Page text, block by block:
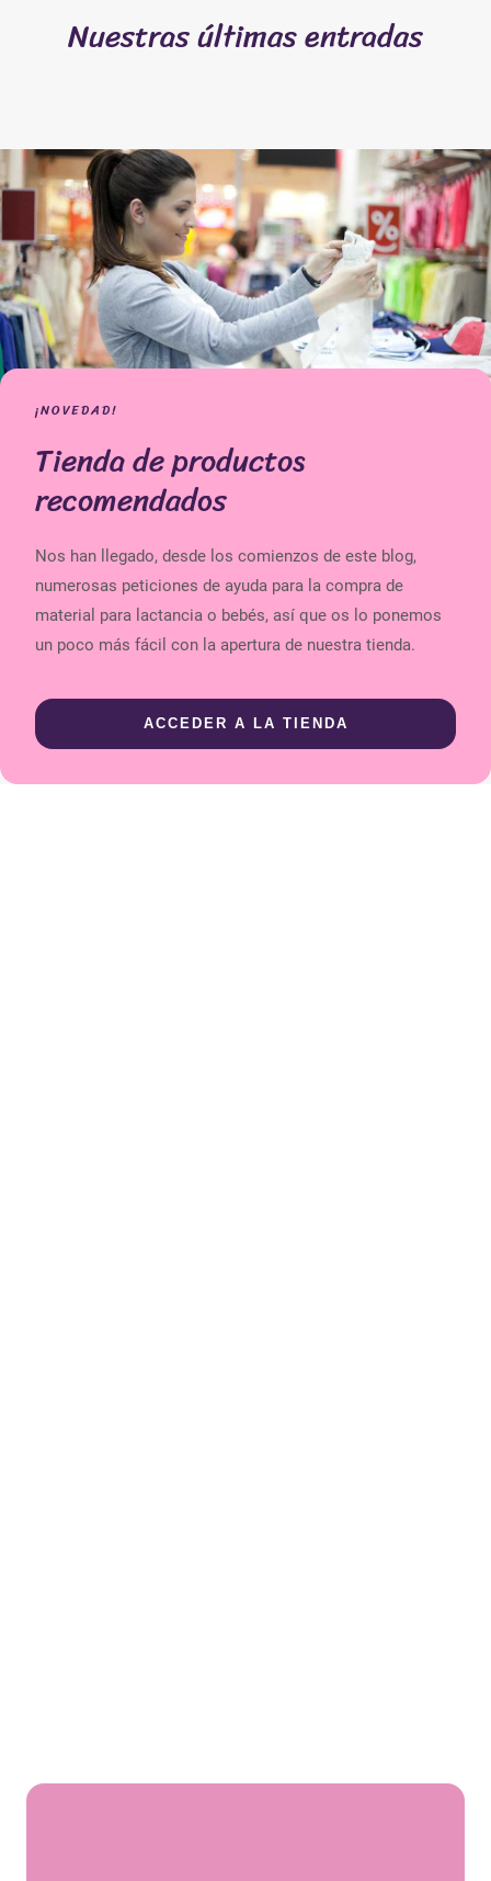
Nuestras últimas entradas
¡NOVEDAD!
Tienda de productos
recomendados
Nos han llegado, desde los comienzos de este blog,
numerosas peticiones de ayuda para la compra de
material para lactancia o bebés, así que os lo ponemos
un poco más fácil con la apertura de nuestra tienda.
ACCEDER A LA TIENDA